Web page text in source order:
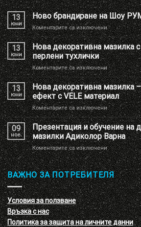
13
юни
Ново брандиране на Шоу
Коментарите са изключениза
Ново
брандиране
на
Шоу
РУМ
Адиколор
13
юни
Нова декоративна мазилка
перлени тухлички
Коментарите са изключениза
Нова
декоративна
мазилка
с
имитация
на
перлени
тухлички
13
юни
Нова декоративна мазилка
ефект с VELE материал
Коментарите са изключениза
Нова
декоративна
мазилка
–
кръгове
–
3D
ефект
с
VELE
материал
09
ное.
Презентация и обучение на
мазилки Адиколор Варна
Коментарите са изключениза
Презентация
и
обучение
на
декоративни
мазилки
Адиколор
Варна
ВАЖНО ЗА ПОТРЕБИТЕЛЯ
Условия за ползване
Връзка с нас
Политика за защита на личните данни